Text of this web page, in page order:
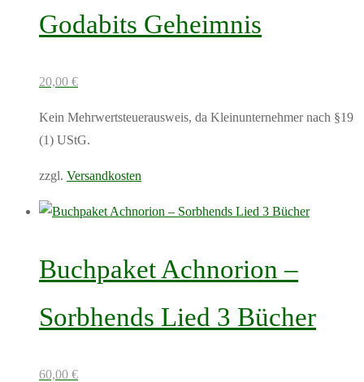
auf.
Optionen
auf
der
Produktseite
werden
Godabits Geheimnis
20,00 €
Kein Mehrwertsteuerausweis, da Kleinunternehmer nach §19
(1) UStG.
zzgl. Versandkosten
Dieses
mehrere
auf.
Optionen
Buchpaket Achnorion –
Sorbhends Lied 3 Bücher
60,00 €